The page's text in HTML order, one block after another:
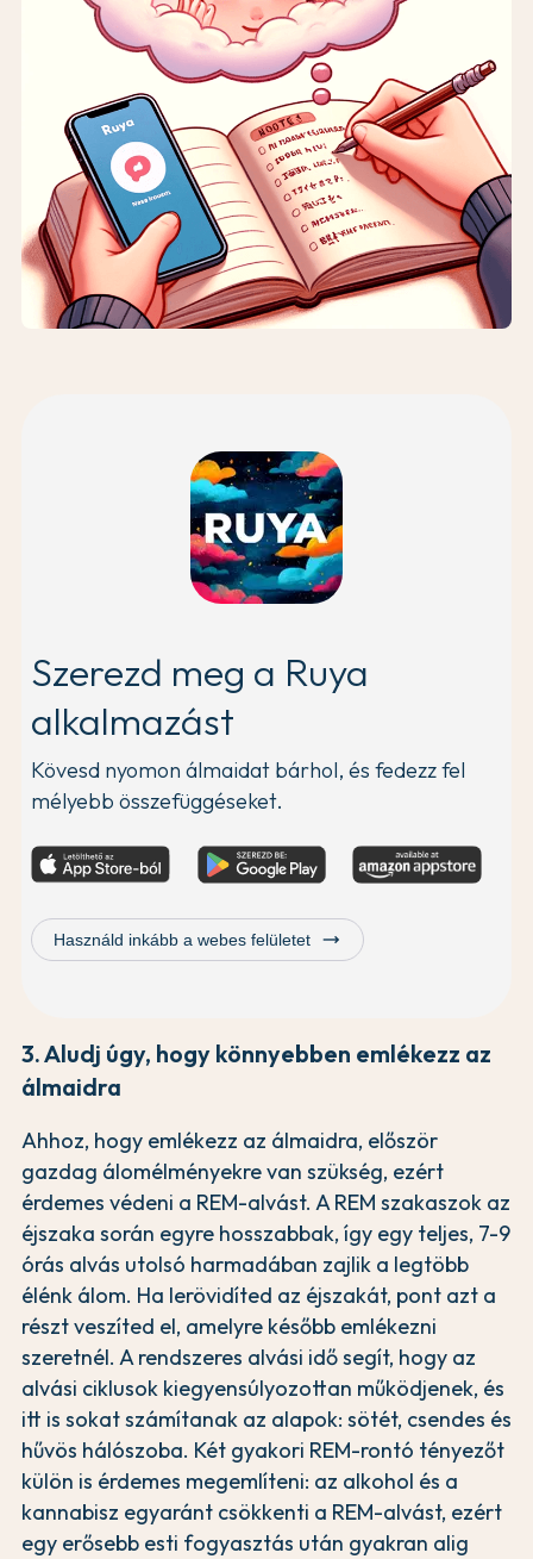
Szerezd meg a Ruya
alkalmazást
Kövesd nyomon álmaidat bárhol, és fedezz fel
mélyebb összefüggéseket.
Használd inkább a webes felületet trending_flat
3. Aludj úgy, hogy könnyebben emlékezz az
álmaidra
Ahhoz, hogy emlékezz az álmaidra, először
gazdag álomélményekre van szükség, ezért
érdemes védeni a REM-alvást. A REM szakaszok az
éjszaka során egyre hosszabbak, így egy teljes, 7-9
órás alvás utolsó harmadában zajlik a legtöbb
élénk álom. Ha lerövidíted az éjszakát, pont azt a
részt veszíted el, amelyre később emlékezni
szeretnél. A rendszeres alvási idő segít, hogy az
alvási ciklusok kiegyensúlyozottan működjenek, és
itt is sokat számítanak az alapok: sötét, csendes és
hűvös hálószoba. Két gyakori REM-rontó tényezőt
külön is érdemes megemlíteni: az alkohol és a
kannabisz egyaránt csökkenti a REM-alvást, ezért
egy erősebb esti fogyasztás után gyakran alig